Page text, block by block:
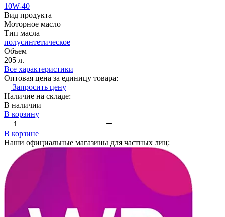
10W-40
Вид продукта
Моторное масло
Тип масла
полусинтетическое
Объем
205 л.
Все характеристики
Оптовая цена за единицу товара:
Запросить цену
Наличие на складе:
В наличии
В корзину
В корзине
Наши официальные магазины для частных лиц: